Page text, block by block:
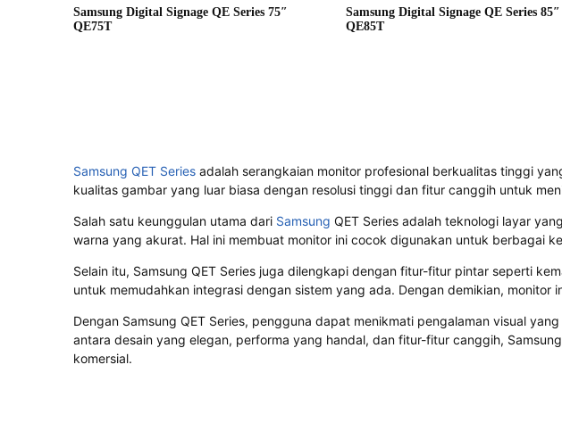
Samsung QET Series adalah serangkaian monitor profesional berkualitas tinggi
kualitas gambar yang luar biasa dengan resolusi tinggi dan fitur canggih untuk
Salah satu keunggulan utama dari Samsung QET Series adalah teknologi layar
warna yang akurat. Hal ini membuat monitor ini cocok digunakan untuk berbagai
Selain itu, Samsung QET Series juga dilengkapi dengan fitur-fitur pintar seperti
untuk memudahkan integrasi dengan sistem yang ada. Dengan demikian,
Dengan Samsung QET Series, pengguna dapat menikmati pengalaman visual
antara desain yang elegan, performa yang handal, dan fitur-fitur canggih,
komersial.
Samsung Digital Signage QE Series 75″
QE75T
Samsung Digital Signage QE Series 85″
QE85T